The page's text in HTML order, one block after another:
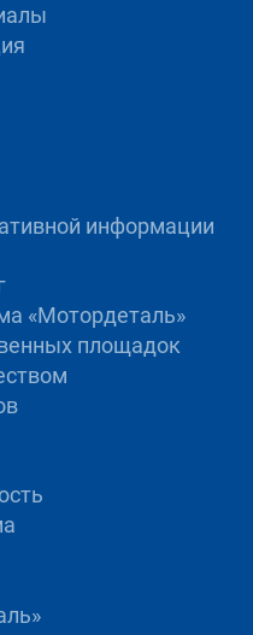
информации
«Mотордеталь»
площадок